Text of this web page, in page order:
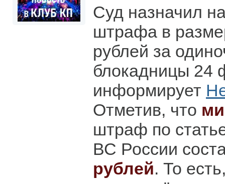
Суд назначил
штрафа в
рублей за
блокадницы 24
информирует
Отметив, что
штраф по
ВС России
рублей. То